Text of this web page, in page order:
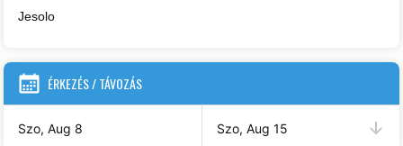
ÉRKEZÉS / TÁVOZÁS
Szo, Aug 8 Szo, Aug 15